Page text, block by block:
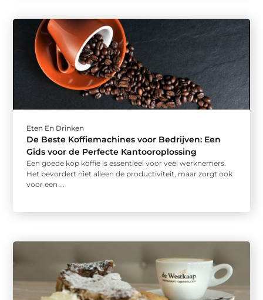
Eten En Drinken
De Beste Koffiemachines voor Bedrijven: Een
Gids voor de Perfecte Kantooroplossing
Een goede kop koffie is essentieel voor veel werknemers.
Het bevordert niet alleen de productiviteit, maar zorgt ook
voor een ...